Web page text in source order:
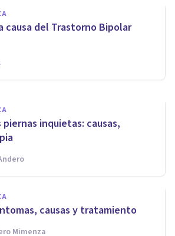
causa del Trastorno Bipolar
tipos y usos en
Mimenza
inquietas: causas,
causas y tratamiento
Mimenza